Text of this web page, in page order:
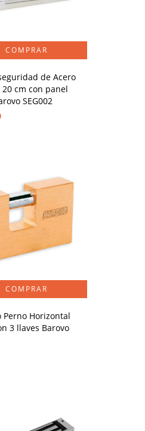
de Acero
20 cm con panel
SEG002
Perno Horizontal
3 llaves Barovo